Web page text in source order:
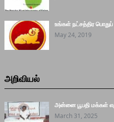
உங்கள் நட்சத்திர
May 24, 2019
அறிவியல்
அன்னை பூபதி மக்கள்
March 31, 2025